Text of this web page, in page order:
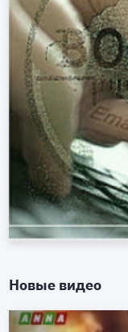
Новые видео